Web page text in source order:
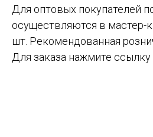
Для оптовых покупателей
осуществляются в мастер-
шт. Рекомендованная
Для заказа нажмите ссылку